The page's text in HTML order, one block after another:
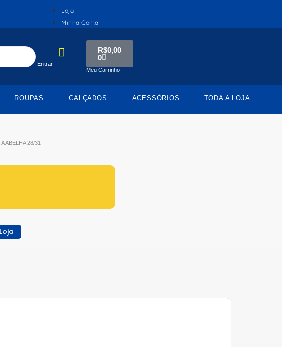
Loja
Minha Conta
Entrar
R$0,00
0
Meu Carrinho
ROUPAS CALÇADOS ACESSÓRIOS TODA A LOJA
ABELHA 28/31